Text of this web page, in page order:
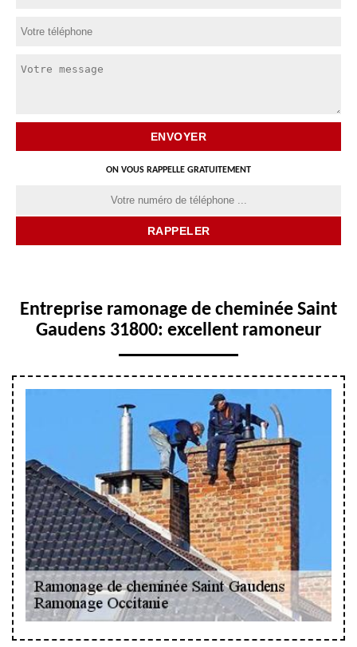
ON VOUS RAPPELLE GRATUITEMENT
Entreprise ramonage de cheminée Saint
Gaudens 31800: excellent ramoneur